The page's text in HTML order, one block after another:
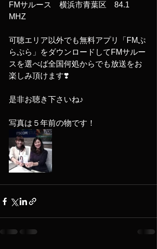
FMサルース　横浜市青葉区　84.1
MHZ
可聴エリア以外でも無料アプリ「FMぷ
らぷら」をダウンロードしてFMサルー
スを選べば全国何処からでも放送をお
楽しみ頂けます❣️
是非お聴き下さいね♪
写真は５年前の物です！